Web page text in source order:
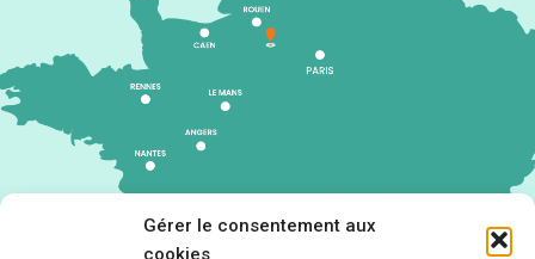
Gérer le consentement aux
cookies